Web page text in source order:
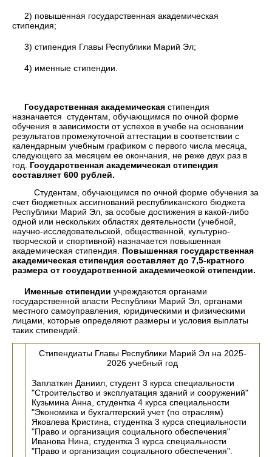
2) повышенная государственная академическая
стипендия;
3) стипендия Главы Республики Марий Эл;
4) именные стипендии.
Государственная академическая стипендия
назначается студентам, обучающимся по очной форме
обучения в зависимости от успехов в учебе на основании
результатов промежуточной аттестации в соответствии с
календарным учебным графиком с первого числа месяца,
следующего за месяцем ее окончания, не реже двух раз в
год. Государственная академическая стипендия
составляет 600 рублей.
Студентам, обучающимся по очной форме обучения за
счет бюджетных ассигнований республиканского бюджета
Республики Марий Эл, за особые достижения в какой-либо
одной или нескольких областях деятельности (учебной,
научно-исследовательской, общественной, культурно-
творческой и спортивной) назначается повышенная
академическая стипендия. Повышенная государственная
академическая стипендия составляет до 7,5-кратного
размера от государственной академической стипендии.
Именные стипендии учреждаются органами
государственной власти Республики Марий Эл, органами
местного самоуправления, юридическими и физическими
лицами, которые определяют размеры и условия выплаты
таких стипендий.
Стипендиаты Главы Республики Марий Эл на 2025-
2026 учебный год
Заплаткин Даниил, студент 3 курса специальности
"Строительство и эксплуатация зданий и сооружений"
Кузьмина Анна, студентка 4 курса специальности
"Экономика и бухгалтерский учет (по отраслям)
Яковлева Кристина, студентка 3 курса специальности
"Право и организация социального обеспечения"
Иванова Нина, студентка 3 курса специальности
"Право и организация социального обеспечения".